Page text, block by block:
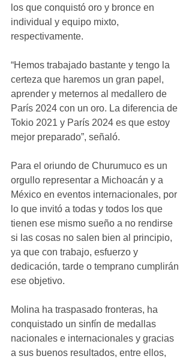
los que conquistó oro y bronce en
individual y equipo mixto,
respectivamente.
“Hemos trabajado bastante y tengo la
certeza que haremos un gran papel,
aprender y meternos al medallero de
París 2024 con un oro. La diferencia de
Tokio 2021 y París 2024 es que estoy
mejor preparado”, señaló.
Para el oriundo de Churumuco es un
orgullo representar a Michoacán y a
México en eventos internacionales, por
lo que invitó a todas y todos los que
tienen ese mismo sueño a no rendirse
si las cosas no salen bien al principio,
ya que con trabajo, esfuerzo y
dedicación, tarde o temprano cumplirán
ese objetivo.
Molina ha traspasado fronteras, ha
conquistado un sinfín de medallas
nacionales e internacionales y gracias
a sus buenos resultados, entre ellos,